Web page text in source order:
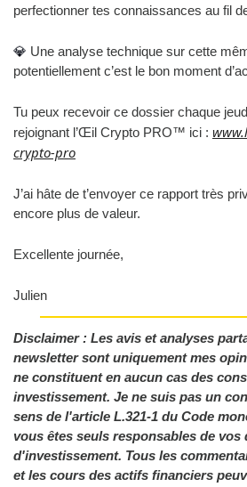
perfectionner tes connaissances au fil
💎 Une analyse technique sur cette
potentiellement c’est le bon moment
Tu peux recevoir ce dossier chaque
rejoignant l’Œil Crypto PRO™ ici :
crypto-pro
J’ai hâte de t’envoyer ce rapport très
encore plus de valeur.
Excellente journée,
Julien
Disclaimer : Les avis et analyses
newsletter sont uniquement mes
ne constituent en aucun cas des
investissement. Je ne suis pas un
sens de l'article L.321-1 du Code
vous êtes seuls responsables de vos
d'investissement. Tous les
et les cours des actifs financiers